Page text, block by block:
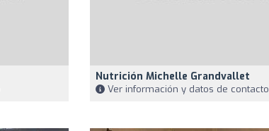
Nutrición Michelle Grandvallet
Ver información y datos de contacto